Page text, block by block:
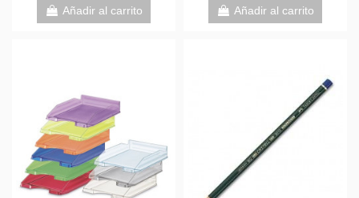
Añadir al carrito Añadir al carrito